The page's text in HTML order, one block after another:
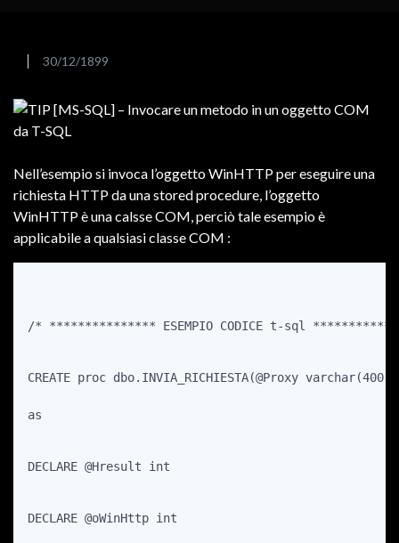
30/12/1899
Nell’esempio si invoca l’oggetto WinHTTP per eseguire una
richiesta HTTP da una stored procedure, l’oggetto
WinHTTP è una calsse COM, perciò tale esempio è
applicabile a qualsiasi classe COM :
/* *************** ESEMPIO CODICE t-sql
CREATE proc dbo.INVIA_RICHIESTA(@Proxy
as
DECLARE @Hresult int
DECLARE @oWinHttp int